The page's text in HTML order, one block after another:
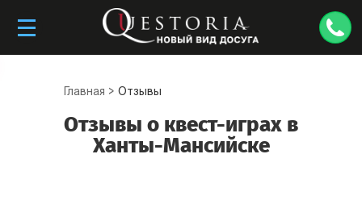
Главная > Отзывы
Отзывы о квест-играх в
Ханты-Мансийске